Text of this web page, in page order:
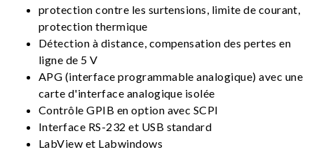
protection contre les surtensions, limite de courant,
protection thermique
Détection à distance, compensation des pertes en
ligne de 5 V
APG (interface programmable analogique) avec une
carte d'interface analogique isolée
Contrôle GPIB en option avec SCPI
Interface RS-232 et USB standard
LabView et Labwindows